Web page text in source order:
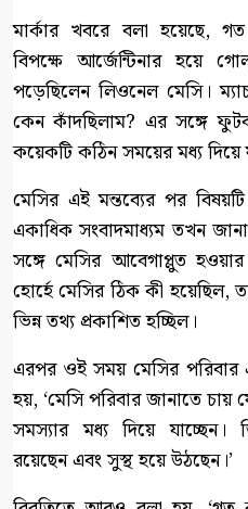
মার্কার খবরে বলা হয়েছে,
বিপক্ষে আর্জেন্টিনার হয়ে
পড়েছিলেন লিওনেল মেসি।
কেন কাঁদছিলাম? এর সঙ্গে
কয়েকটি কঠিন সময়ের মধ্য দিয়ে
মেসির এই মন্তব্যের পর
একাধিক সংবাদমাধ্যম তখন
সঙ্গে মেসির আবেগাপ্লুত
হোর্হে মেসির ঠিক কী হয়েছিল,
ভিন্ন তথ্য প্রকাশিত হচ্ছিল।
এরপর ওই সময় মেসির পরিবার
হয়, ‘মেসি পরিবার জানাতে চায়
সমস্যার মধ্য দিয়ে যাচ্ছেন।
রয়েছেন এবং সুস্থ হয়ে উঠছেন।’